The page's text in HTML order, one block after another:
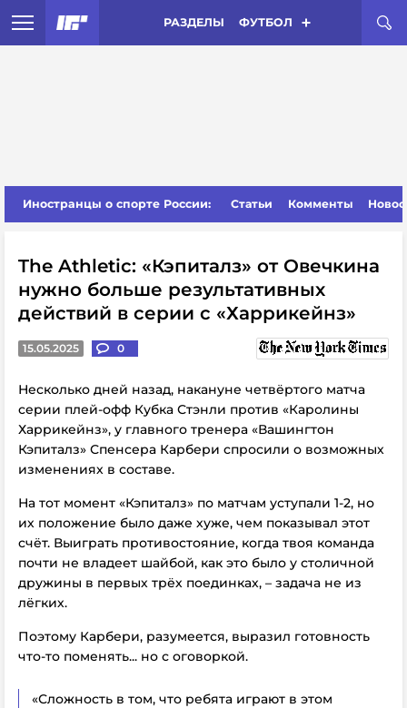
РАЗДЕЛЫ ФУТБОЛ
Иностранцы о спорте России: Статьи Комменты
The Athletic: «Кэпиталз» от Овечкина
нужно больше результативных
действий в серии с «Харрикейнз»
15.05.2025 0
Несколько дней назад, накануне четвёртого матча
серии плей-офф Кубка Стэнли против «Каролины
Харрикейнз», у главного тренера «Вашингтон
Кэпиталз» Спенсера Карбери спросили о возможных
изменениях в составе.
На тот момент «Кэпиталз» по матчам уступали 1-2, но
их положение было даже хуже, чем показывал этот
счёт. Выиграть противостояние, когда твоя команда
почти не владеет шайбой, как это было у столичной
дружины в первых трёх поединках, – задача не из
лёгких.
Поэтому Карбери, разумеется, выразил готовность
что-то поменять... но с оговоркой.
«Сложность в том, что ребята играют в этом